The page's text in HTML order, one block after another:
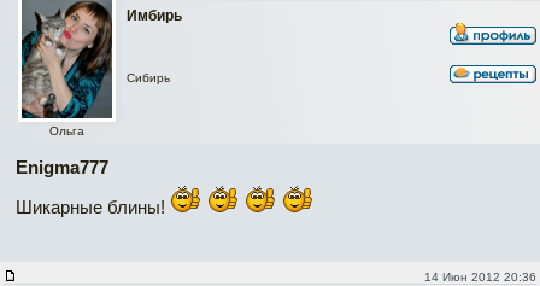
Имбирь
Ольга
Сибирь
Enigma777
Шикарные блины!
14 Июн 2012 20:36